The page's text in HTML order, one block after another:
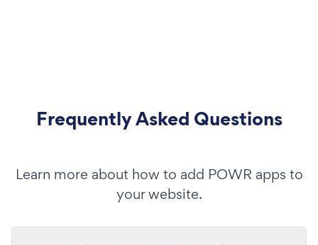
Frequently Asked Questions
Learn more about how to add POWR apps to
your website.